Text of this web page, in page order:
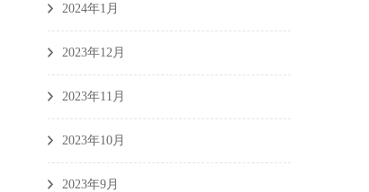
2024年1月
2023年12月
2023年11月
2023年10月
2023年9月